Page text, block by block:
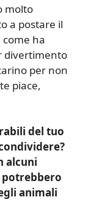
molto
a postare il
come ha
divertimento
per non
piace,
del tuo
alcuni
animali